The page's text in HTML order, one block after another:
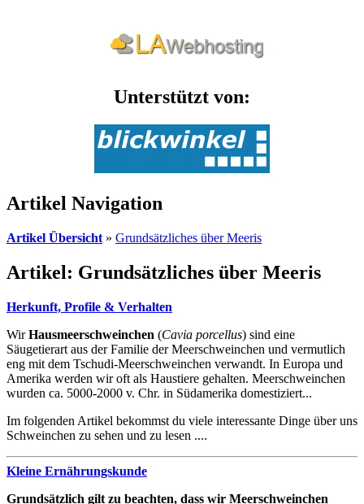
Unterstützt von:
Artikel Navigation
Artikel Übersicht » Grundsätzliches über Meeris
Artikel: Grundsätzliches über Meeris
Herkunft, Profile & Verhalten
WirHausmeerschweinchen (Cavia porcellus) sind eine
Säugetierart aus der Familie der Meerschweinchen und vermutlich
eng mit dem Tschudi-Meerschweinchen verwandt. In Europa und
Amerika werden wir oft als Haustiere gehalten. Meerschweinchen
wurden ca. 5000-2000 v. Chr. in Südamerika domestiziert...
Im folgenden Artikel bekommst du viele interessante Dinge über uns
Schweinchen zu sehen und zu lesen ....
Kleine Ernährungskunde
Grundsätzlich gilt zu beachten, dass wir Meerschweinchen